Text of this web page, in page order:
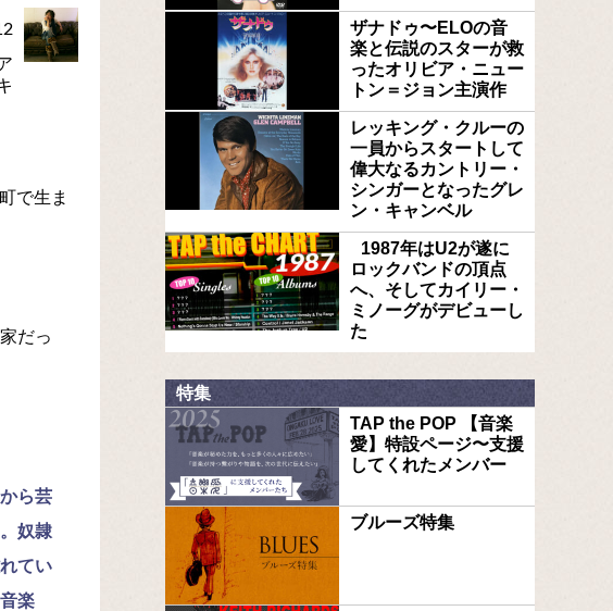
で生ま
だっ
ら芸
奴隷
てい
楽
ザナドゥ〜ELOの音
楽と伝説のスターが救
ったオリビア・ニュー
トン＝ジョン主演作
レッキング・クルーの
一員からスタートして
偉大なるカントリー・
シンガーとなったグレ
ン・キャンベル
1987年はU2が遂に
ロックバンドの頂点
へ、そしてカイリー・
ミノーグがデビューし
た
特集
TAP the POP 【音楽
愛】特設ページ〜支援
してくれたメンバー
ブルーズ特集